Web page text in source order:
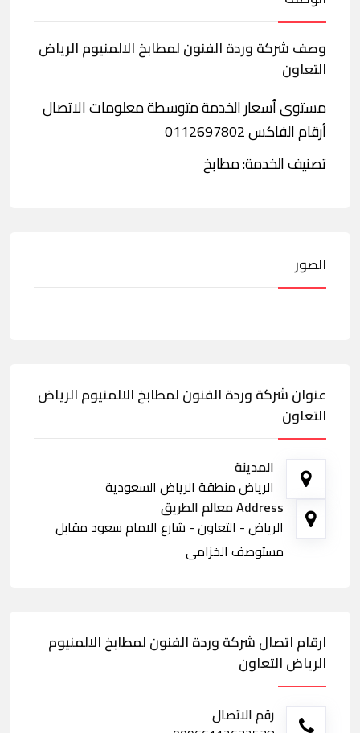
وصف شركة وردة الفنون لمطابخ الالمنيوم الرياض
التعاون
مستوى أسعار الخدمة متوسطة معلومات الاتصال
أرقام الفاكس 0112697802
تصنيف الخدمة: مطابخ
الصور
عنوان شركة وردة الفنون لمطابخ الالمنيوم الرياض
التعاون
المدينة
الرياض منطقة الرياض السعودية
Address معالم الطريق
الرياض - التعاون - شارع الامام سعود مقابل
مستوصف الخزامى
ارقام اتصال شركة وردة الفنون لمطابخ الالمنيوم
الرياض التعاون
رقم الاتصال